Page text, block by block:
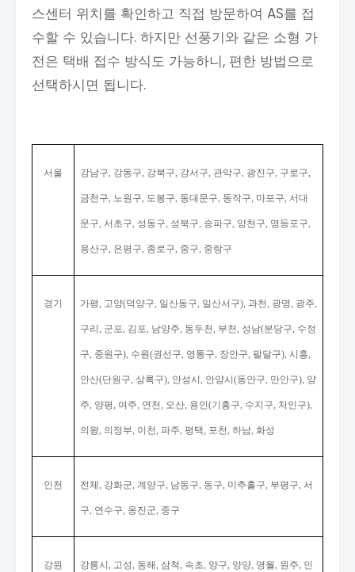
스센터 위치를 확인하고 직접 방문하여 AS를 접
수할 수 있습니다. 하지만 선풍기와 같은 소형 가
전은 택배 접수 방식도 가능하니, 편한 방법으로
선택하시면 됩니다.
서울 강남구, 강동구, 강북구, 강서구, 관악구, 광진구, 구로구,
금천구, 노원구, 도봉구, 동대문구, 동작구, 마포구, 서대
문구, 서초구, 성동구, 성북구, 송파구, 양천구, 영등포구,
용산구, 은평구, 종로구, 중구, 중랑구
경기 가평, 고양(덕양구, 일산동구, 일산서구), 과천, 광명, 광주,
구리, 군포, 김포, 남양주, 동두천, 부천, 성남(분당구, 수정
구, 중원구), 수원(권선구, 영통구, 장안구, 팔달구), 시흥,
안산(단원구, 상록구), 안성시, 안양시(동안구, 만안구), 양
주, 양평, 여주, 연천, 오산, 용인(기흥구, 수지구, 처인구),
의왕, 의정부, 이천, 파주, 평택, 포천, 하남, 화성
인천 전체, 강화군, 계양구, 남동구, 동구, 미추홀구, 부평구, 서
구, 연수구, 옹진군, 중구
강원 강릉시, 고성, 동해, 삼척, 속초, 양구, 양양, 영월, 원주, 인